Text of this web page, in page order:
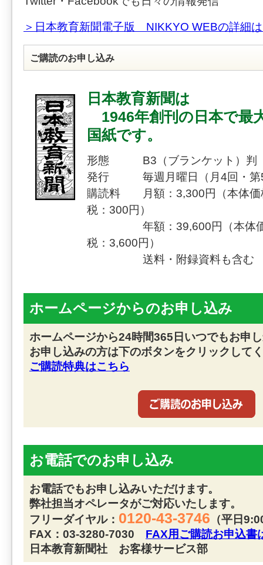
＞日本教育新聞電子版 NIKKYO WEBの詳細
ご購読のお申し込み
日本教育新聞は
1946年創刊の日本で最
国紙です。
形態 B3（ブランケット）判
発行 毎週月曜日（月4回・第
購読料 月額：3,300円（本体価
税：300円）
年額：39,600円（本体価
税：3,600円）
送料・附録資料も含む
ホームページからのお申し込み
ホームページから24時間365日いつでもお申
お申し込みの方は下のボタンをクリックして
ご購読特典はこちら
お電話でのお申し込み
お電話でもお申し込みいただけます。
弊社担当オペレータがご対応いたします。
フリーダイヤル： 0120-43-3746 （平日
FAX：03-3280-7030 FAX用ご購読お申込書
日本教育新聞社 お客様サービス部